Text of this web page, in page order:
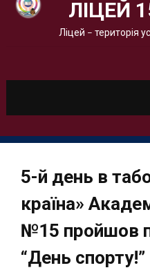
ЛІЦЕЙ
Ліцей – територія
5-й день в
країна»
№15 пройшов
“День спорту!”